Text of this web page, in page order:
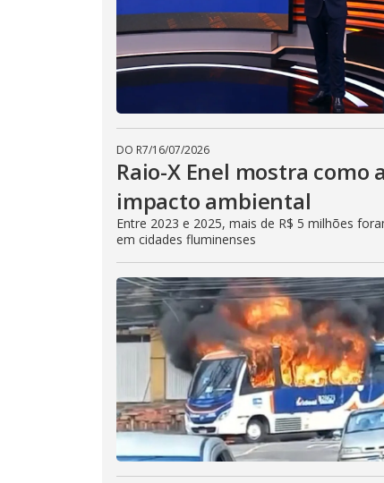
DO R7/16/07/2026
Raio-X Enel mostra
impacto ambiental
Entre 2023 e 2025, mais de R$ 5 milhões
em cidades fluminenses